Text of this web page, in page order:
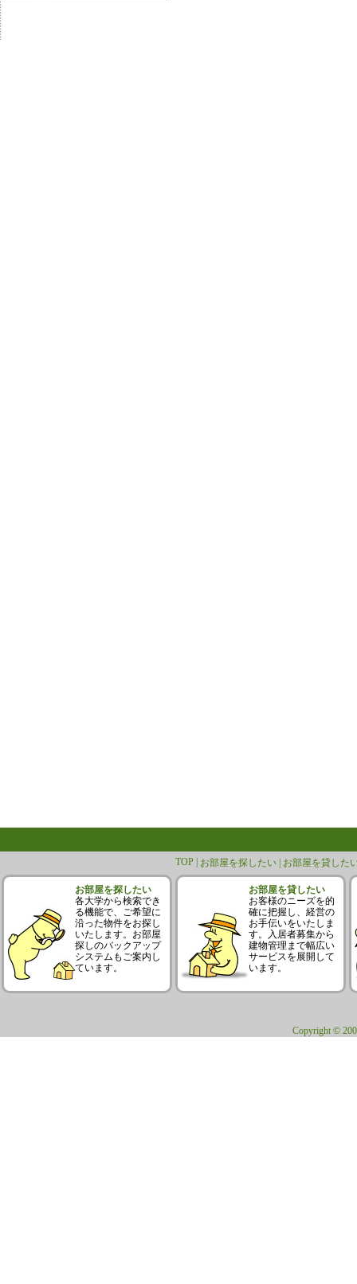
TOP | お部屋を探したい | お部屋を貸した
お部屋を探したい
各大学から検索でき
る機能で、ご希望に
沿った物件をお探し
いたします。お部屋
探しのバックアップ
システムもご案内し
ています。
お部屋を貸したい
お客様のニーズを的
確に把握し、経営の
お手伝いをいたしま
す。入居者募集から
建物管理まで幅広い
サービスを展開して
います。
Copyright ©